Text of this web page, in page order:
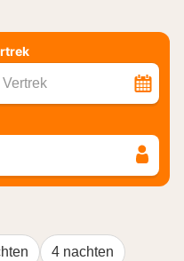
Vertrek
4 nachten